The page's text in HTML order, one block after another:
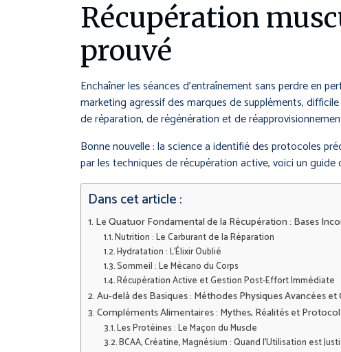
Récupération
prouvé
Enchaîner les séances d’entraînement sans perdre en
marketing agressif des marques de suppléments,
de réparation, de régénération et de
Bonne nouvelle : la science a identifié des protocoles
par les techniques de récupération active, voici un
Dans cet article :
Le Quatuor Fondamental de la Récupération : Bases
Nutrition : Le Carburant de la Réparation
Hydratation : L’Élixir Oublié
Sommeil : Le Mécano du Corps
Récupération Active et Gestion Post-Effort Immédiate
Au-delà des Basiques : Méthodes Physiques Avancées
Compléments Alimentaires : Mythes, Réalités et
Les Protéines : Le Maçon du Muscle
BCAA, Créatine, Magnésium : Quand l’Utilisation est